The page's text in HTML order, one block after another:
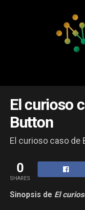
El curioso
Button
El curioso caso de
0
SHARES
Sinopsis de El